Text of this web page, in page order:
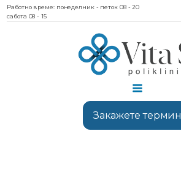
Работно време: понеделник - петок 08 - 20
сабота 08 - 15
Закажете термин